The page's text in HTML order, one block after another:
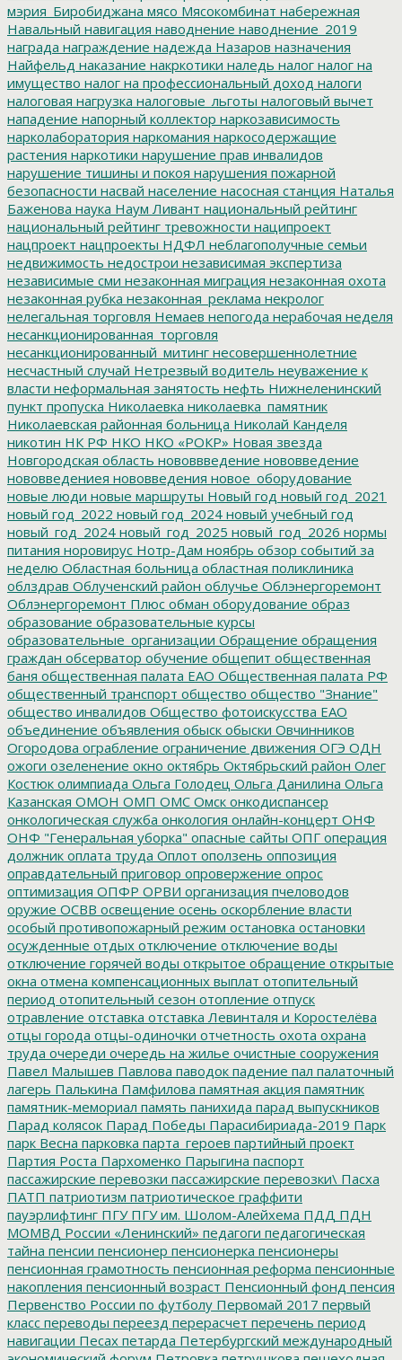
мэрия_Биробиджана мясо Мясокомбинат набережная
Навальный навигация наводнение наводнение_2019
награда награждение надежда Назаров назначения
Найфельд наказание накркотики наледь налог налог на
имущество налог на профессиональный доход налоги
налоговая нагрузка налоговые_льготы налоговый вычет
нападение напорный коллектор наркозависимость
нарколаборатория наркомания наркосодержащие
растения наркотики нарушение прав инвалидов
нарушение тишины и покоя нарушения пожарной
безопасности насвай население насосная станция Наталья
Баженова наука Наум Ливант национальный рейтинг
национальный рейтинг тревожности наципроект
нацпроект нацпроекты НДФЛ неблагополучные семьи
недвижимость недострои независимая экспертиза
независимые сми незаконная миграция незаконная охота
незаконная рубка незаконная_реклама некролог
нелегальная торговля Немаев непогода нерабочая неделя
несанкционированная_торговля
несанкционированный_митинг несовершеннолетние
несчастный случай Нетрезвый водитель неуважение к
власти неформальная занятость нефть Нижнеленинский
пункт пропуска Николаевка николаевка_памятник
Николаевская районная больница Николай Канделя
никотин НК РФ НКО НКО «РОКР» Новая звезда
Новгородская область нововвведение нововведение
нововведениея нововведения новое_оборудование
новые люди новые маршруты Новый год новый год_2021
новый год_2022 новый год_2024 новый учебный год
новый_год_2024 новый_год_2025 новый_год_2026 нормы
питания норовирус Нотр-Дам ноябрь обзор событий за
неделю Областная больница областная поликлиника
облздрав Облученский район облучье Облэнергоремонт
Облэнергоремонт Плюс обман оборудование образ
образование образовательные курсы
образовательные_организации Обращение обращения
граждан обсерватор обучение общепит общественная
баня общественная палата ЕАО Общественная палата РФ
общественный транспорт общество общество "Знание"
общество инвалидов Общество фотоискусства ЕАО
объединение объявления обыск обыски Овчинников
Огородова ограбление ограничение движения ОГЭ ОДН
ожоги озеленение окно октябрь Октябрьский район Олег
Костюк олимпиада Ольга Голодец Ольга Данилина Ольга
Казанская ОМОН ОМП ОМС Омск онкодиспансер
онкологическая служба онкология онлайн-концерт ОНФ
ОНФ "Генеральная уборка" опасные сайты ОПГ операция
должник оплата труда Оплот оползень оппозиция
оправдательный приговор опровержение опрос
оптимизация ОПФР ОРВИ организация пчеловодов
оружие ОСВВ освещение осень оскорбление власти
особый противопожарный режим остановка остановки
осужденные отдых отключение отключение воды
отключение горячей воды открытое обращение открытые
окна отмена компенсационных выплат отопительный
период отопительный сезон отопление отпуск
отравление отставка отставка Левинталя и Коростелёва
отцы города отцы-одиночки отчетность охота охрана
труда очереди очередь на жилье очистные сооружения
Павел Малышев Павлова паводок падение пал палаточный
лагерь Палькина Памфилова памятная акция памятник
памятник-мемориал память панихида парад выпускников
Парад колясок Парад Победы Парасибириада-2019 Парк
парк Весна парковка парта_героев партийный проект
Партия Роста Пархоменко Парыгина паспорт
пассажирские перевозки пассажирские перевозки\ Пасха
ПАТП патриотизм патриотическое граффити
пауэрлифтинг ПГУПГУ им. Шолом-Алейхема ПДД ПДН
МОМВД России «Ленинский» педагоги педагогическая
тайна пенсии пенсионер пенсионерка пенсионеры
пенсионная грамотность пенсионная реформа пенсионные
накопления пенсионный возраст Пенсионный фонд пенсия
Первенство России по футболу Первомай 2017 первый
класс переводы переезд перерасчет перечень период
навигации Песах петарда Петербургский международный